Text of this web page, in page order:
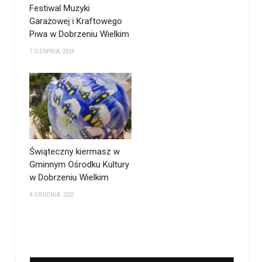
Festiwal Muzyki
Garażowej i Kraftowego
Piwa w Dobrzeniu Wielkim
7 SIERPNIA 2024
Świąteczny kiermasz w
Gminnym Ośrodku Kultury
w Dobrzeniu Wielkim
8 GRUDNIA 2021